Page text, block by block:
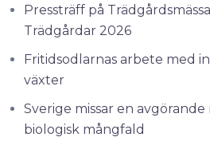
Pressträff på
Trädgårdar 2026
Fritidsodlarnas arbete med
växter
Sverige missar en
biologisk mångfald